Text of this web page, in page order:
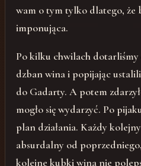
wam o tym tylko dlatego, że
imponująca.
Po kilku chwilach
dzban wina i popijając
do Gadarty. A potem
mogło się wydarzyć. Po
plan działania. Każdy
absurdalny od
kolejne kubki wina nie